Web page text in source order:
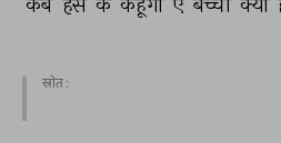
स्रोत :